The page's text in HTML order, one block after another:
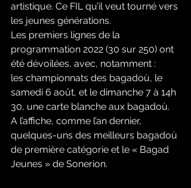
artistique. Ce FIL qu’il veut tourné vers
les jeunes générations.
Les premiers lignes de la
programmation 2022 (30 sur 250) ont
été dévoilées, avec, notamment :
les championnats des bagadoù, le
samedi 6 août, et le dimanche 7 à 14h
30, une carte blanche aux bagadoù.
A l’affiche, comme l’an dernier,
quelques-uns des meilleurs bagadoù
de première catégorie et le « Bagad
Jeunes » de Sonerion.